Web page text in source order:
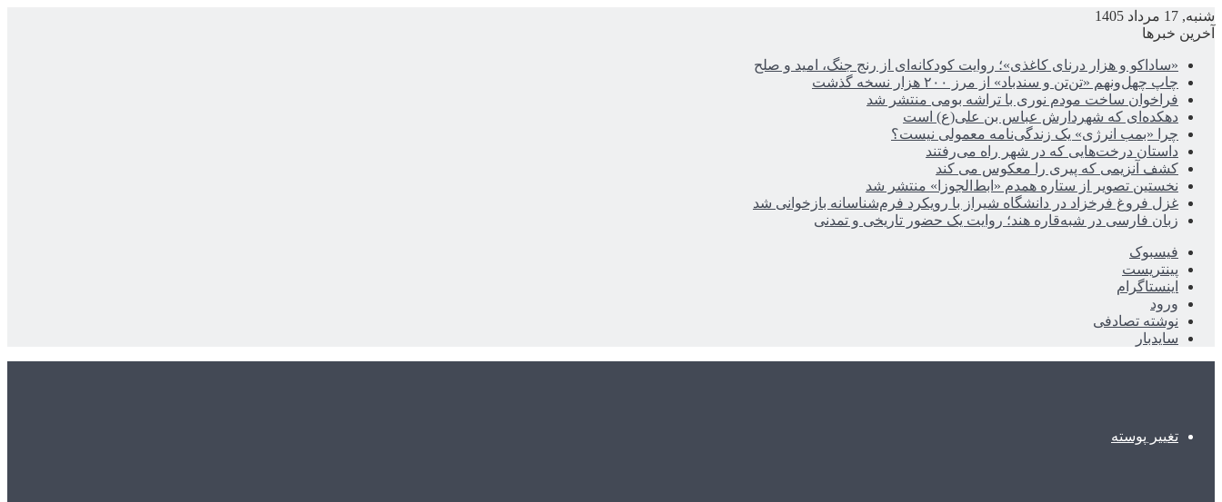
شنبه, 17 مرداد 1405
آخرین خبرها
«ساداکو و هزار درنای کاغذی»؛ روایت کودکانه‌ای از رنج جنگ، امید و صلح
چاپ چهل‌ونهم «تن‌تن و سندباد» از مرز ۲۰۰ هزار نسخه گذشت
فراخوان ساخت مودم نوری با تراشه بومی منتشر شد
دهکده‌ای که شهردارش عباس بن علی(ع) است
چرا «بمب انرژی» یک زندگی‌نامه معمولی نیست؟
داستان درخت‌هایی که در شهر راه می‌رفتند
کشف آنزیمی که پیری را معکوس می کند
نخستین تصویر از ستاره همدم «ابط‌الجوزا» منتشر شد
غزل فروغ فرخزاد در دانشگاه شیراز با رویکرد فرم‌شناسانه بازخوانی شد
زبان فارسی در شبه‌قاره هند؛ روایت یک حضور تاریخی و تمدنی
فیسبوک
پینتریست
اینستاگرام
ورود
نوشته تصادفی
سایدبار
تغییر پوسته